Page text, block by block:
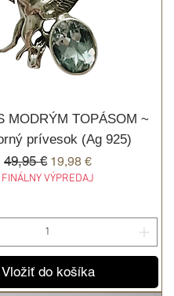
MODRÝM TOPÁSOM ~
prívesok (Ag 925)
Normálna cena
49,95 € Zľavnená cena
19,98 €
FINÁLNY VÝPREDAJ
Vložiť do košíka